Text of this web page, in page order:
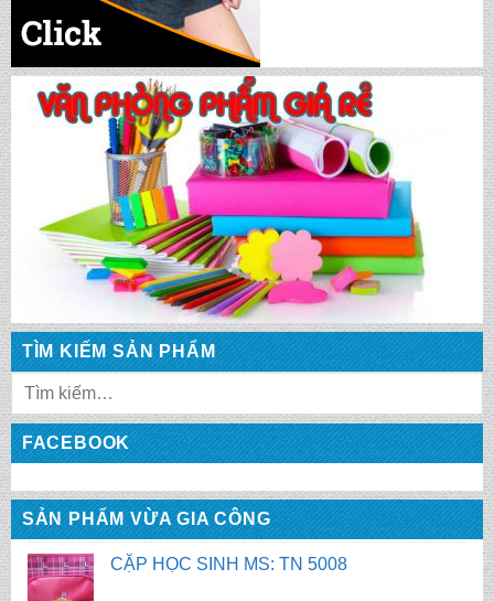
TÌM KIẾM SẢN PHẨM
FACEBOOK
SẢN PHẨM VỪA GIA CÔNG
CẶP HỌC SINH MS: TN 5013
CẶP HỌC SINH MS: TN 5012
CẶP HỌC SINH MS: TN 5011
CẶP HỌC SINH MS: TN 5010
CẶP HỌC SINH MS: TN 5009
CẶP HỌC SINH MS: TN 5008
CẶP HỌC SINH MS: TN 5007